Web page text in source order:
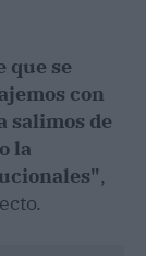
que se
con
salimos de
la
,